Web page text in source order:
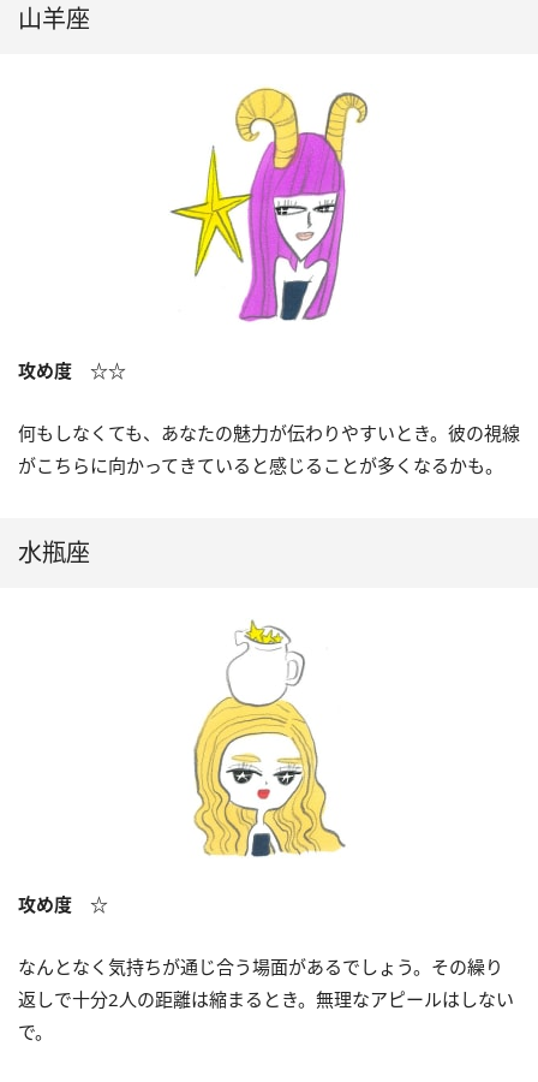
山羊座
攻め度 ☆☆
何もしなくても、あなたの魅力が伝わりやすいとき。彼の視線
がこちらに向かってきていると感じることが多くなるかも。
水瓶座
攻め度 ☆
なんとなく気持ちが通じ合う場面があるでしょう。その繰り
返しで十分2人の距離は縮まるとき。無理なアピールはしない
で。